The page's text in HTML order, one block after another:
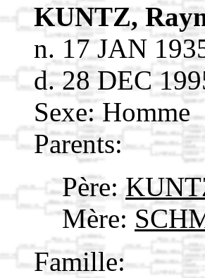
KUNTZ,
n. 17 JAN
d. 28 DEC
Sexe: Homme
Parents:
Père:
Mère:
Famille: